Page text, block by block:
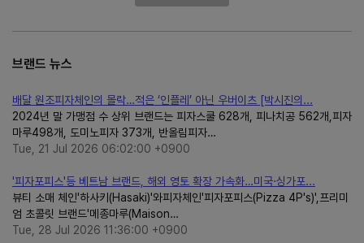
브랜드 뉴스
배달 원조피자체인의 몰락…적은 ‘인플레’ 아닌 우버이츠 [박시진의...
2024년 말 가맹점 수 상위 브랜드는 피자스쿨 628개, 피나치공 562개,피자
마루498개, 도미노피자 373개, 반올림피자…
Tue, 21 Jul 2026 06:02:00 +0900
'피자포피스'등 베트남 브랜드, 해외 영토 확장 가속화…미국·싱가포...
뷰티 소매 체인'하사키(Hasaki)'와피자체인'피자포피스(Pizza 4P's)',프리미
엄 초콜릿 브랜드'메종마루(Maison…
Tue, 28 Jul 2026 11:36:00 +0900